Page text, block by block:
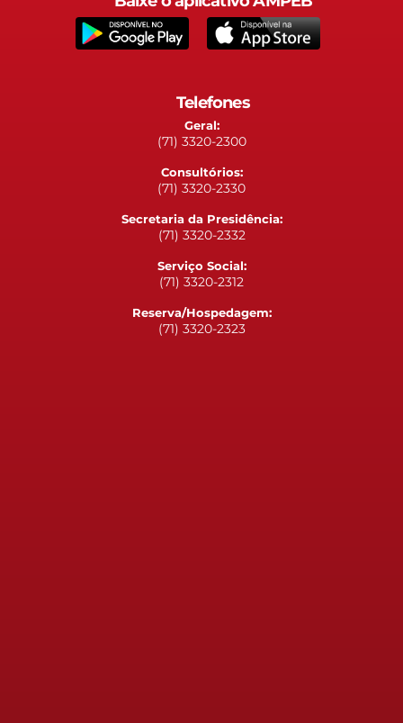
Telefones
Geral:
(71) 3320-2300
Consultórios:
(71) 3320-2330
Secretaria da Presidência:
(71) 3320-2332
Serviço Social:
(71) 3320-2312
Reserva/Hospedagem:
(71) 3320-2323